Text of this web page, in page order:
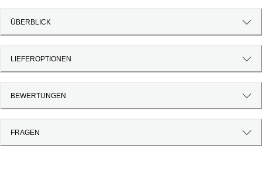
ÜBERBLICK
LIEFEROPTIONEN
BEWERTUNGEN
FRAGEN